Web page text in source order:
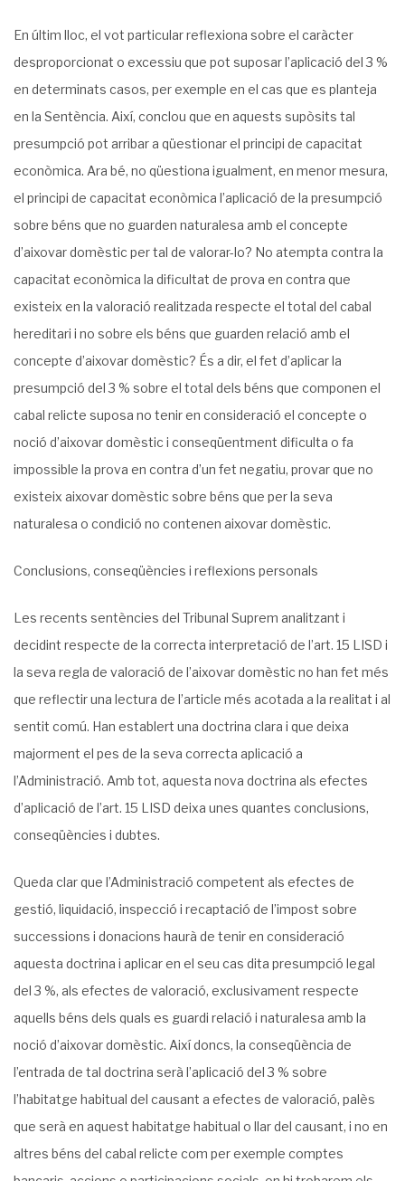
En últim lloc, el vot particular reflexiona sobre el caràcter
desproporcionat o excessiu que pot suposar l’aplicació del 3 %
en determinats casos, per exemple en el cas que es planteja
en la Sentència. Així, conclou que en aquests supòsits tal
presumpció pot arribar a qüestionar el principi de capacitat
econòmica. Ara bé, no qüestiona igualment, en menor mesura,
el principi de capacitat econòmica l’aplicació de la presumpció
sobre béns que no guarden naturalesa amb el concepte
d’aixovar domèstic per tal de valorar-lo? No atempta contra la
capacitat econòmica la dificultat de prova en contra que
existeix en la valoració realitzada respecte el total del cabal
hereditari i no sobre els béns que guarden relació amb el
concepte d’aixovar domèstic? És a dir, el fet d’aplicar la
presumpció del 3 % sobre el total dels béns que componen el
cabal relicte suposa no tenir en consideració el concepte o
noció d’aixovar domèstic i conseqüentment dificulta o fa
impossible la prova en contra d’un fet negatiu, provar que no
existeix aixovar domèstic sobre béns que per la seva
naturalesa o condició no contenen aixovar domèstic.
Conclusions, conseqüències i reflexions personals
Les recents sentències del Tribunal Suprem analitzant i
decidint respecte de la correcta interpretació de l’art. 15 LISD i
la seva regla de valoració de l’aixovar domèstic no han fet més
que reflectir una lectura de l’article més acotada a la realitat i al
sentit comú. Han establert una doctrina clara i que deixa
majorment el pes de la seva correcta aplicació a
l’Administració. Amb tot, aquesta nova doctrina als efectes
d’aplicació de l’art. 15 LISD deixa unes quantes conclusions,
conseqüències i dubtes.
Queda clar que l’Administració competent als efectes de
gestió, liquidació, inspecció i recaptació de l’impost sobre
successions i donacions haurà de tenir en consideració
aquesta doctrina i aplicar en el seu cas dita presumpció legal
del 3 %, als efectes de valoració, exclusivament respecte
aquells béns dels quals es guardi relació i naturalesa amb la
noció d’aixovar domèstic. Així doncs, la conseqüència de
l’entrada de tal doctrina serà l’aplicació del 3 % sobre
l’habitatge habitual del causant a efectes de valoració, palès
que serà en aquest habitatge habitual o llar del causant, i no en
altres béns del cabal relicte com per exemple comptes